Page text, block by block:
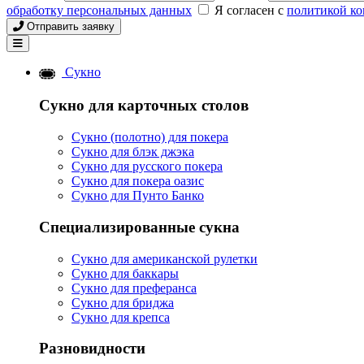
обработку персональных данных
Я согласен с политикой
Отправить заявку
Сукно
Сукно для карточных столов
Сукно (полотно) для покера
Сукно для блэк джэка
Сукно для русского покера
Сукно для покера оазис
Сукно для Пунто Банко
Специализированные сукна
Сукно для американской рулетки
Сукно для баккары
Сукно для преферанса
Сукно для бриджа
Сукно для крепса
Разновидности